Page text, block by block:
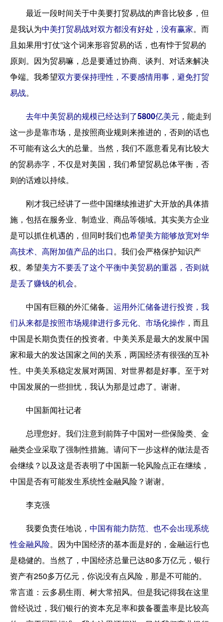
最近一段时间关于中美要打贸易战的声音比较多，但
是我认为中美打贸易战对双方都没有好处，没有赢家。而
且如果用“打仗”这个词来形容贸易的话，也有悖于贸易的
原则。因为贸易嘛，总是要通过协商、谈判、对话来解决
争端。我希望双方要保持理性，不要感情用事，避免打贸
易战。
去年中美贸易的规模已经达到了5800亿美元 ，能走到
这一步是靠市场，是按照商业规则来推进的，否则的话也
不可能有这么大的总量。当然，我们不愿意看见有比较大
的贸易赤字，不仅是对美国，我们希望贸易总体平衡，否
则的话难以持续。
刚才我已经讲了一些中国继续推进扩大开放的具体措
施，包括在服务业、制造业、商品等领域。其实美方企业
是可以抓住机遇的，但同时我们也希望美方能够放宽对华
高技术、高附加值产品的出口。我们会严格保护知识产
权。希望美方不要丢了这个平衡中美贸易的重器，否则就
是丢了赚钱的机会。
中国有巨额的外汇储备。 运用外汇储备进行投资，我
们从来都是按照市场规律进行多元化、市场化操作 ，而且
中国是长期负责任的投资者。中美关系是最大的发展中国
家和最大的发达国家之间的关系，两国经济有很强的互补
性。中美关系稳定发展对两国、对世界都是好事。至于对
中国发展的一些担忧，我认为那是过虑了。谢谢。
中国新闻社记者
总理您好。我们注意到前阵子中国对一些保险类、金
融类企业采取了强制性措施。请问下一步这样的做法是否
会继续？以及这是否表明了中国新一轮风险点正在继续，
中国是否有可能发生系统性金融风险？谢谢。
李克强
我要负责任地说， 中国有能力防范、也不会出现系统
性金融风险。因为中国经济的基本面是好的，金融运行也
是稳健的。当然了，中国经济总量已达80多万亿元，银行
资产有250多万亿元，你说没有点风险，那是不可能的。
常言道：云多易生雨、树大常招风。但是我记得我在这里
曾经说过，我们银行的资本充足率和拨备覆盖率是比较高